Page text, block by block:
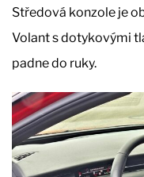
Středová konzole je
Volant s dotykovými
padne do ruky.